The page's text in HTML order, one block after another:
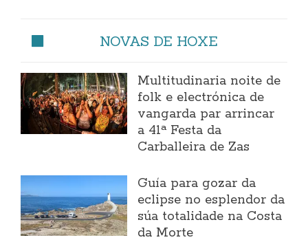
NOVAS DE HOXE
Multitudinaria noite de
folk e electrónica de
vangarda par arrincar
a 41ª Festa da
Carballeira de Zas
Guía para gozar da
eclipse no esplendor da
súa totalidade na Costa
da Morte